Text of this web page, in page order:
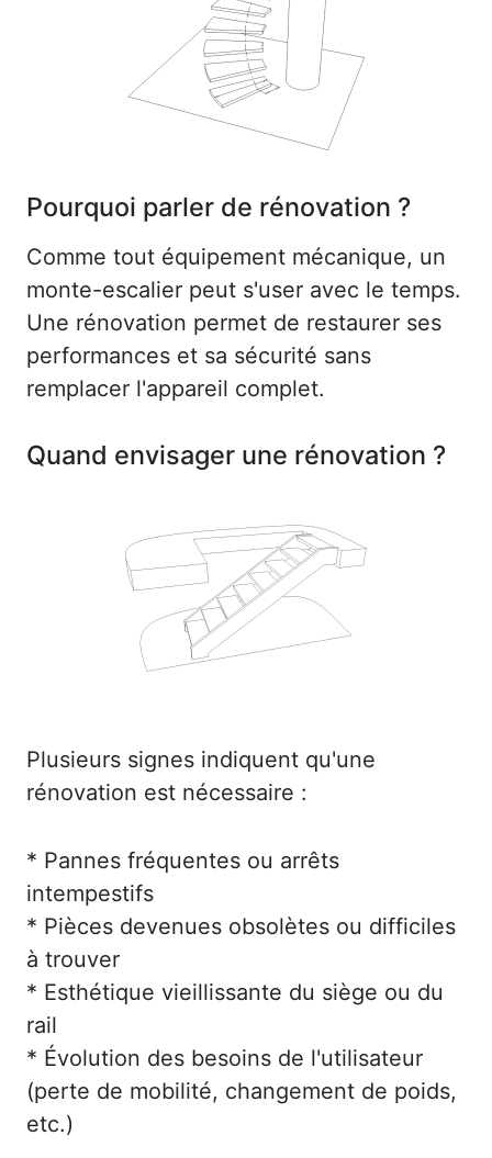
Pourquoi parler de rénovation ?
Comme tout équipement mécanique, un
monte-escalier peut s'user avec le temps.
Une rénovation permet de restaurer ses
performances et sa sécurité sans
remplacer l'appareil complet.
Quand envisager une rénovation ?
Plusieurs signes indiquent qu'une
rénovation est nécessaire :
* Pannes fréquentes ou arrêts
intempestifs
* Pièces devenues obsolètes ou difficiles
à trouver
* Esthétique vieillissante du siège ou du
rail
* Évolution des besoins de l'utilisateur
(perte de mobilité, changement de poids,
etc.)